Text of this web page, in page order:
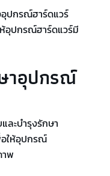
อุปกรณ์ฮาร์ดแวร์
อุปกรณ์ฮาร์ดแวร์มี
าอุปกรณ์
ละบำรุงรักษา
อให้อุปกรณ์
าพ